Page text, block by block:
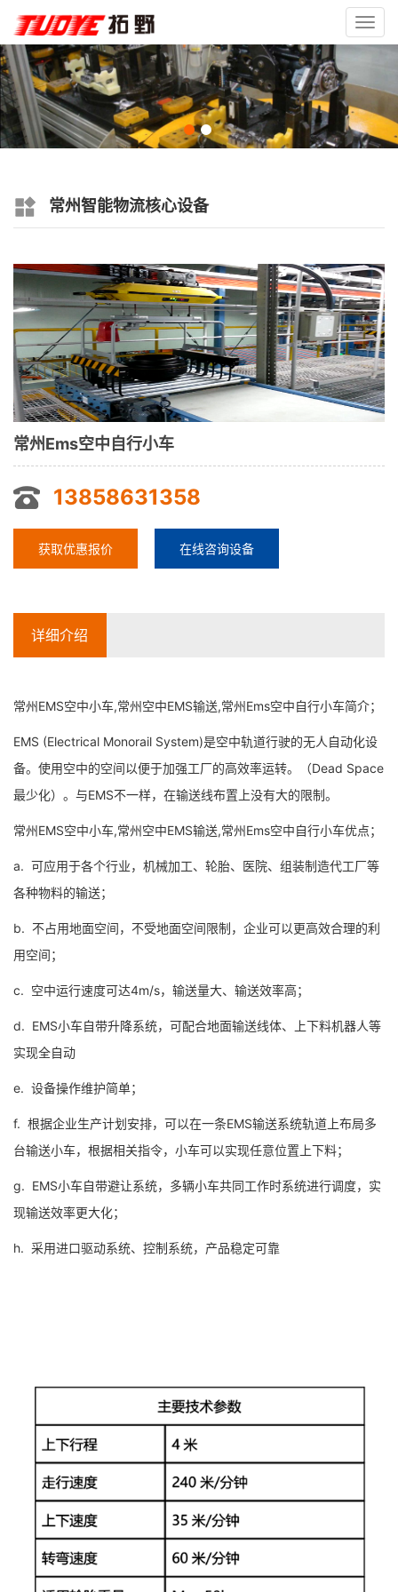
常州智能物流核心设备
常州Ems空中自行小车
13858631358
获取优惠报价 在线咨询设备
详细介绍
常州EMS空中小车,常州空中EMS输送,常州Ems空中自行小车简介；
EMS (Electrical Monorail System)是空中轨道行驶的无人自动化设
备。使用空中的空间以便于加强工厂的高效率运转。（Dead Space
最少化）。与EMS不一样，在输送线布置上没有大的限制。
常州EMS空中小车,常州空中EMS输送,常州Ems空中自行小车优点；
a. 可应用于各个行业，机械加工、轮胎、医院、组装制造代工厂等
各种物料的输送；
b. 不占用地面空间，不受地面空间限制，企业可以更高效合理的利
用空间；
c. 空中运行速度可达4m/s，输送量大、输送效率高；
d. EMS小车自带升降系统，可配合地面输送线体、上下料机器人等
实现全自动
e. 设备操作维护简单；
f. 根据企业生产计划安排，可以在一条EMS输送系统轨道上布局多
台输送小车，根据相关指令，小车可以实现任意位置上下料；
g. EMS小车自带避让系统，多辆小车共同工作时系统进行调度，实
现输送效率更大化；
h. 采用进口驱动系统、控制系统，产品稳定可靠